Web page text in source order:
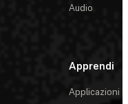
Audio
Apprendi
Applicazioni